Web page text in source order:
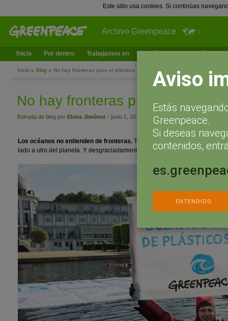
Este sitio usa cookies. Si continúas
Archivo Greenpeace
Inicio Por dentro Trabajamos en ¿Qué puedes hacer tú?
Inicio Blog No hay fronteras para el plástico
No hay fronteras para el plástico
Entrada de blog por Elvira Jiménez - junio 1, 2017 a las 19:24
Los océanos no entienden de fronteras. Tampoco los animales que viven
lado a otro del planeta. Y desgraciadamente tampoco el plástico que llega
Aviso
Estás
Greenpeace.
Si deseas
contenidos,
ENTENDIDO